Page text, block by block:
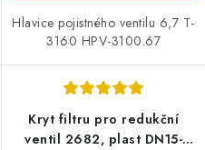
Hlavice pojistného ventilu 6,7 T-
3160 HPV-3100.67
Kryt filtru pro redukční
ventil 2682, plast DN15-